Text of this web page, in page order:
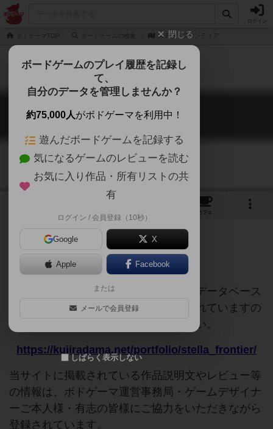
ログイン
ボドゲーマTOP ボードゲームの検索 ステラ・フロンティア
ステラ・フロンティア
Stella Frontier
カフェ
ご協力ください
このページは情報が不足しています。データベース
追加申請時に以下の参考URLが入力されていますの
で、よろしければこちらもご覧ください。
https://kujiradama.net/portfolio/stella_frontier/
当サイトに掲載されている作品説明文やレビュー等
の情報は、ボドゲーマ運営事務局・ゲームデザイナ
ーご本人様・有志の皆様にご協力をいただきながら
登録されています。
閉じる
ボードゲームのプレイ履歴を記録し
て、
自分のデータを管理しませんか？
約75,000人がボドゲーマを利用中！
遊んだボードゲームを記録する
気になるゲームのレビューを読む
お気に入り作品・所有リストの共
有
ログイン / 会員登録（10秒）
Google X
Apple Facebook
または
メールで会員登録
しばらく表示しない